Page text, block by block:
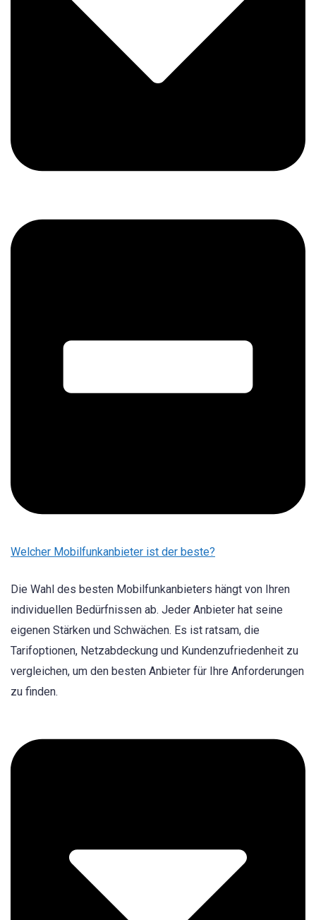
Welcher Mobilfunkanbieter ist der beste?
Die Wahl des besten Mobilfunkanbieters hängt von Ihren
individuellen Bedürfnissen ab. Jeder Anbieter hat seine
eigenen Stärken und Schwächen. Es ist ratsam, die
Tarifoptionen, Netzabdeckung und Kundenzufriedenheit zu
vergleichen, um den besten Anbieter für Ihre Anforderungen
zu finden.